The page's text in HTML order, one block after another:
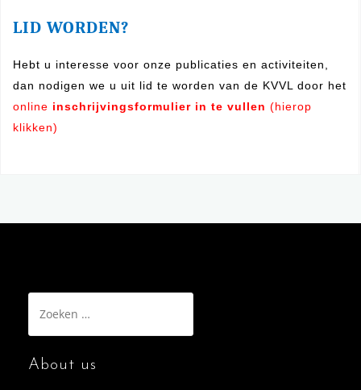
LID WORDEN?
Hebt u interesse voor onze publicaties en activiteiten,
dan nodigen we u uit lid te worden van de KVVL door het
online inschrijvingsformulier in te vullen (hierop
klikken)
naar:
About us